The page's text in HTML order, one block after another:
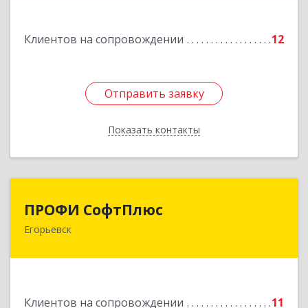
Клиентов на сопровождении 12
Отправить заявку
Показать контакты
Отправить заявку
Назад
ПРОФИ СофтПлюс
Егорьевск
Клиентов на сопровождении 11